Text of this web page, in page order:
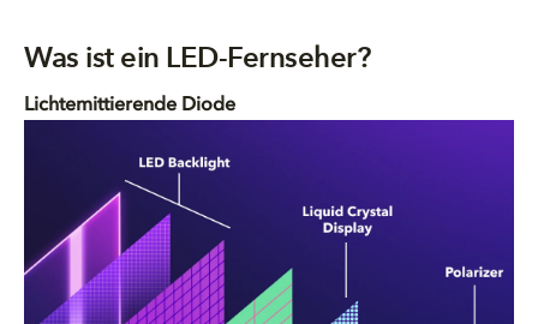
Was ist ein LED-Fernseher?
Lichtemittierende Diode